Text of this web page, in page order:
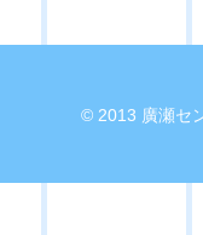
© 2013 廣瀬セ